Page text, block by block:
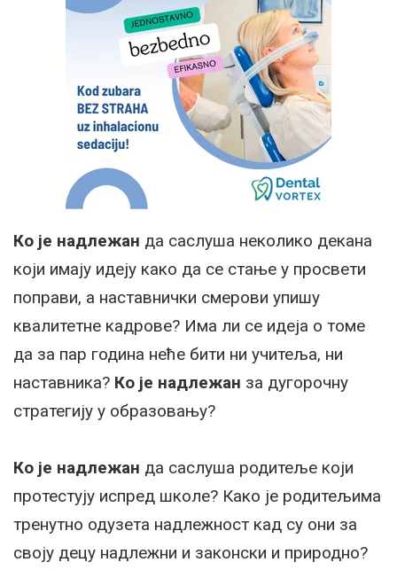
Ко је надлежан да саслуша неколико декана
који имају идеју како да се стање у просвети
поправи, а наставнички смерови упишу
квалитетне кадрове? Има ли се идеја о томе
да за пар година неће бити ни учитеља, ни
наставника? Ко је надлежан за дугорочну
стратегију у образовању?
Ко је надлежан да саслуша родитеље који
протестују испред школе? Како је родитељима
тренутно одузета надлежност кад су они за
своју децу надлежни и законски и природно?